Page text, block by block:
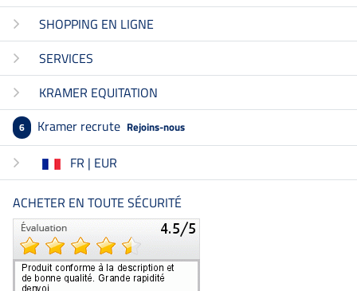
SHOPPING EN LIGNE
SERVICES
KRAMER EQUITATION
6 Kramer recrute Rejoins-nous
FR | EUR
ACHETER EN TOUTE SÉCURITÉ